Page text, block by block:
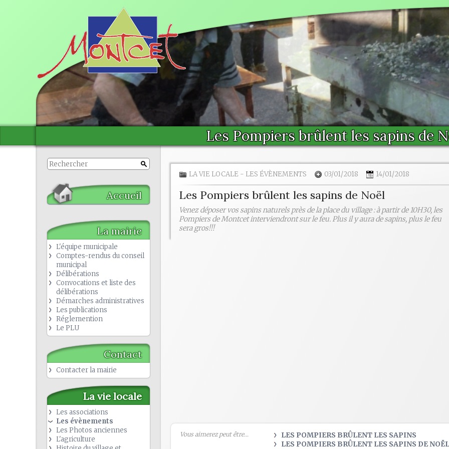
Les Pompiers brûlent les sapins de
Accueil
La mairie
L'équipe municipale
Comptes-rendus du conseil
municipal
Délibérations
Convocations et liste des
délibérations
Démarches administratives
Les publications
Réglemention
Le PLU
Contact
Contacter la mairie
La vie locale
Les associations
Les évènements
Les Photos anciennes
L'agriculture
LA VIE LOCALE - LES ÉVÈNEMENTS 03/01/2018 14/01/2018
Les Pompiers brûlent les sapins de Noël
Venez déposer vos sapins naturels près de la place du village : à partir de 10H30, les
Pompiers de Montcet interviendront sur le feu. Plus il y aura de sapins, plus le feu
sera gros!!!
Vous aimerez peut être...
LES POMPIERS BRÛLENT LES SAPINS
LES POMPIERS BRÛLENT LES SAPINS DE